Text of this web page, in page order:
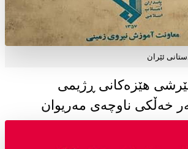
ئێران
هێزەکانی ڕژیمی
خەڵکی ناوچەی مەریوان